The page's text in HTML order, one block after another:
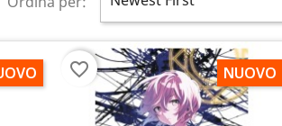
NUOVO
favorite_border